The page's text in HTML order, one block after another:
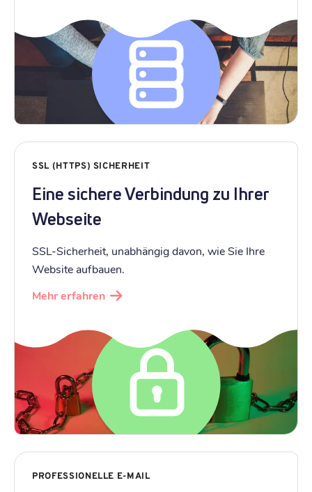
SSL (HTTPS) SICHERHEIT
Eine sichere Verbindung zu Ihrer
Webseite
SSL-Sicherheit, unabhängig davon, wie Sie Ihre
Website aufbauen.
Mehr erfahren
PROFESSIONELLE E-MAIL